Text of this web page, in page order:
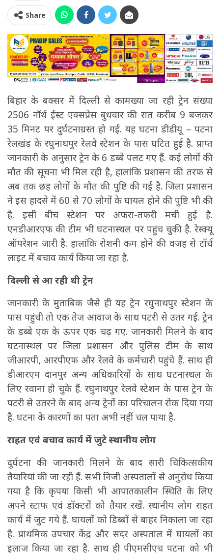
Share
बिहार के बक्सर में दिल्ली से कामख्या जा रही ट्रेन संख्या
2506 नॉर्थ ईस्ट एक्सप्रेस बुधवार की रात करीब 9 बजकर
35 मिनट पर दुर्घटनाग्रस्त हो गई. यह घटना डीडीयू – पटना
रेलखंड के रघुनाथपुर रेलवे स्टेशन के पास घटित हुई है. प्राप्त
जानकारी के अनुसार ट्रेन के 6 डब्बे पलट गए हैं. कई लोगों की
मौत की सूचना भी मिल रही है, हालांकि प्रशासन की तरफ से
अब तक छह लोगों के मौत की पुष्टि की गई है. जिला प्रशासन
ने इस हादसे में 60 से 70 लोगों के घायल होने की पुष्टि भी की
है. इसी बीच स्टेशन पर अफरा-तफरी मची हुई है.
एनडीआरएफ की टीम भी घटनास्थल पर पहुंच चुकी है. रेस्क्यू
ऑपरेशन जारी है. हालांकि रोशनी कम होने की वजह से टॉर्च
लाइट में बचाव कार्य किया जा रहा है.
दिल्ली से आ रही थी ट्रेन
जानकारी के मुताबिक जैसे ही यह ट्रेन रघुनाथपुर स्टेशन के
पास पहुंची तो एक तेज आवाज के साथ पटरी से उतर गई. ट्रेन
के डब्बे एक के ऊपर एक चढ़ गए. जानकारी मिलने के बाद
घटनास्थल पर जिला प्रशासन और पुलिस टीम के साथ
जीआरपी, आरपीएफ और रेलवे के कर्मचारी पहुंचे हैं. साथ ही
डीआरएम दानपुर अन्य अधिकारियों के साथ घटनास्थल के
लिए रवाना हो चुके हैं. रघुनाथपुर रेलवे स्टेशन के पास ट्रेन के
पटरी से उतरने के बाद अन्य ट्रेनों का परिचालन रोक दिया गया
है. घटना के कारणों का पता अभी नहीं चल पाया है.
राहत एवं बचाव कार्य में जुटे स्थानीय लोग
दुर्घटना की जानकारी मिलने के बाद सारी चिकित्सकीय
तैयारियां की जा रही हैं. सभी निजी अस्पतालों से अनुरोध किया
गया है कि कृपया किसी भी आपातकालीन स्थिति के लिए
अपने स्टाफ एवं डॉक्टरों को तैयार रखें. स्थानीय लोग राहत
कार्य में जुट गये हैं. घायलों को डिब्बों से बाहर निकाला जा रहा
है. प्राथमिक उपचार केंद्र और सदर अस्पताल में घायलों का
इलाज किया जा रहा है. साथ ही पीएमसीएच पटना को भी